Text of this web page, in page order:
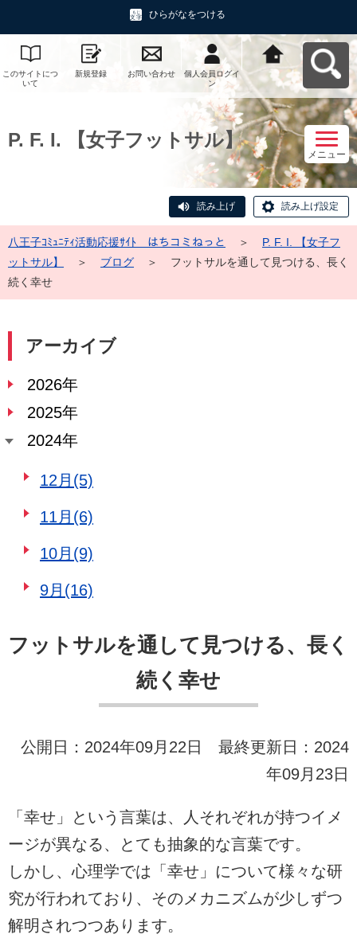
ひらがなをつける
このサイトにつ
いて
新規登録 お問い合わせ
個人会員ログイ
ン
八王子ｺﾐｭﾆﾃｨ活
動応援ｻｲﾄ はち
コミねっとへ戻
る
P. F. I. 【女子フットサル】
メニュー
読み上げ 読み上げ設定
八王子ｺﾐｭﾆﾃｨ活動応援ｻｲﾄ はちコミねっと ＞
P. F. I. 【女子フ
ットサル】
＞ ブログ ＞
フットサルを通して見つける、長く
続く幸せ
フットサルを通して見つける、長く
続く幸せ
公開日：2024年09月22日 最終更新日：2024
年09月23日
「幸せ」という言葉は、人それぞれが持つイメ
ージが異なる、とても抽象的な言葉です。
しかし、心理学では「幸せ」について様々な研
究が行われており、そのメカニズムが少しずつ
解明されつつあります。
アーカイブ
2026年
2025年
2024年
12月(5)
11月(6)
10月(9)
9月(16)